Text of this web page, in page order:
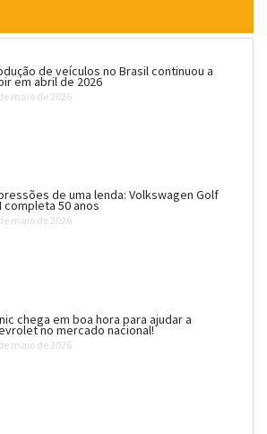
de veículos no Brasil continuou a
em abril de 2026
maio de 2026
de uma lenda: Volkswagen Golf
completa 50 anos
maio de 2026
chega em boa hora para ajudar a
no mercado nacional!
maio de 2026